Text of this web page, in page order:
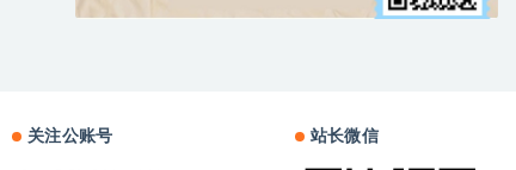
关注公账号 站长微信